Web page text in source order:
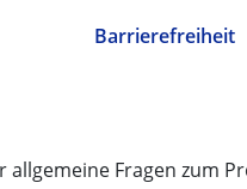
Barrierefreiheit
allgemeine Fragen zum